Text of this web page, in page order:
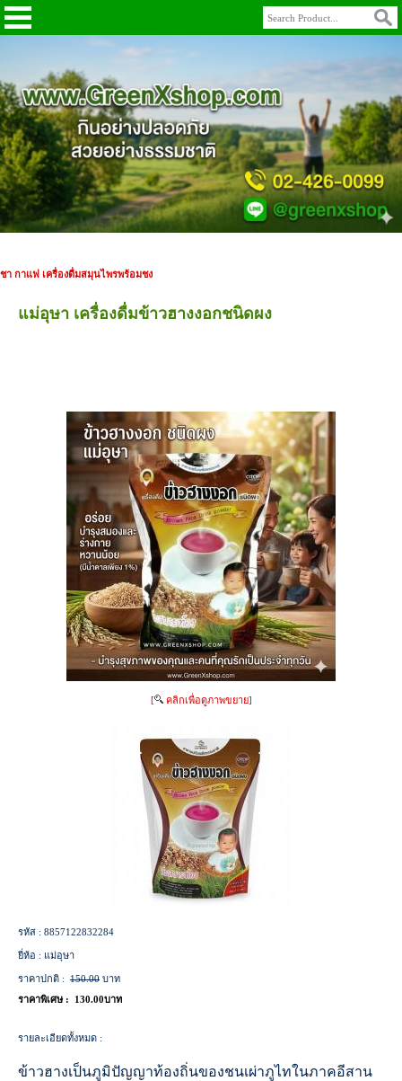
ชา กาแฟ เครื่องดื่มสมุนไพรพร้อมชง
แม่อุษา เครื่องดื่มข้าวฮางงอกชนิดผง
[ คลิกเพื่อดูภาพขยาย]
รหัส : 8857122832284
ยี่ห้อ : แม่อุษา
ราคาปกติ : 150.00 บาท
ราคาพิเศษ :
130.00บาท
รายละเอียดทั้งหมด :
ข้าวฮางเป็นภูมิปัญญาท้องถิ่นของชนเผ่าภูไทในภาคอีสาน